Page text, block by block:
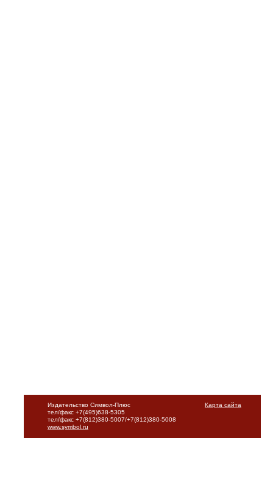
Карта сайта
Издательство Символ-Плюс
тел/факс +7(495)638-5305
тел/факс +7(812)380-5007/+7(812)380-5008
www.symbol.ru